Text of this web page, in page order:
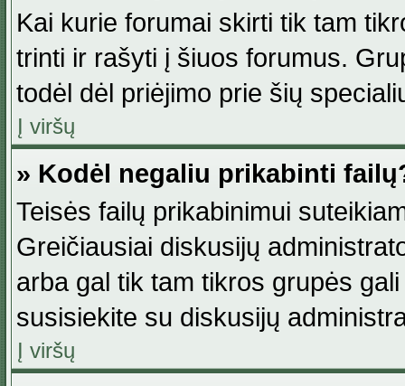
Kai kurie forumai skirti tik tam
trinti ir rašyti į šiuos forumus.
todėl dėl priėjimo prie šių
Į viršų
» Kodėl negaliu prikabinti
Teisės failų prikabinimui
Greičiausiai diskusijų
arba gal tik tam tikros grupės
susisiekite su diskusijų
Į viršų